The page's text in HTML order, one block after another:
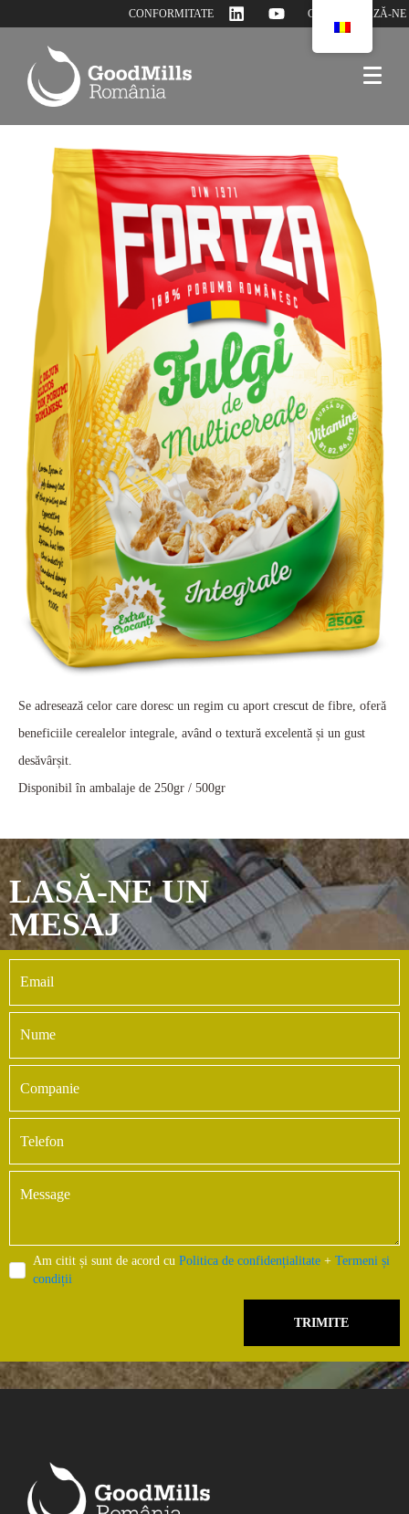
CONFORMITATE CONTACTEAZĂ-NE
Se adresează celor care doresc un regim cu aport crescut de fibre, oferă
beneficiile cerealelor integrale, având o textură excelentă și un gust
desăvârșit.
Disponibil în ambalaje de 250gr / 500gr
LASĂ-NE UN
MESAJ
Am citit și sunt de acord cu Politica de confidențialitate + Termeni și
condiții
TRIMITE